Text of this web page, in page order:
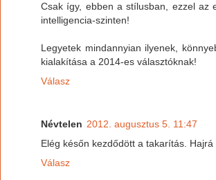
Csak így, ebben a stílusban, ezzel az
intelligencia-szinten!
Legyetek mindannyian ilyenek,
kialakítása a 2014-es választóknak!
Válasz
Névtelen 2012. augusztus 5. 11:47
Elég későn kezdődött a takarítás. Hajrá
Válasz